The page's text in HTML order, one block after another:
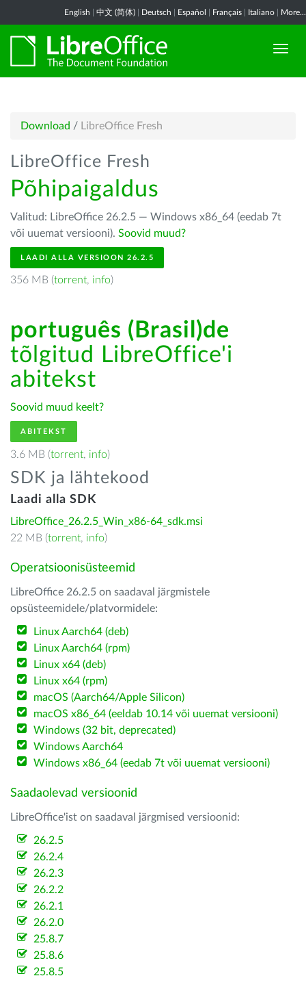
English 中文 (简体) Deutsch Español Français Italiano More...
Download / LibreOffice Fresh
LibreOffice Fresh
Põhipaigaldus
Valitud: LibreOffice 26.2.5 — Windows x86_64 (eedab 7t
või uuemat versiooni). Soovid muud?
LAADI ALLA VERSIOON 26.2.5
356 MB (torrent, info)
português (Brasil)de
tõlgitud LibreOffice'i
abitekst
Soovid muud keelt?
ABITEKST
3.6 MB (torrent, info)
SDK ja lähtekood
Laadi alla SDK
LibreOffice_26.2.5_Win_x86-64_sdk.msi
22 MB (torrent, info)
Operatsioonisüsteemid
LibreOffice 26.2.5 on saadaval järgmistele
opsüsteemidele/platvormidele:
Linux Aarch64 (deb)
Linux Aarch64 (rpm)
Linux x64 (deb)
Linux x64 (rpm)
macOS (Aarch64/Apple Silicon)
macOS x86_64 (eeldab 10.14 või uuemat versiooni)
Windows (32 bit, deprecated)
Windows Aarch64
Windows x86_64 (eedab 7t või uuemat versiooni)
Saadaolevad versioonid
LibreOffice'ist on saadaval järgmised versioonid:
26.2.5
26.2.4
26.2.3
26.2.2
26.2.1
26.2.0
25.8.7
25.8.6
25.8.5